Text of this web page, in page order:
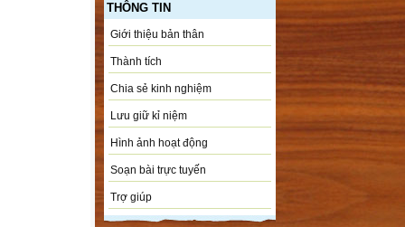
THÔNG TIN
Giới thiệu bản thân
Thành tích
Chia sẻ kinh nghiệm
Lưu giữ kỉ niệm
Hình ảnh hoạt động
Soạn bài trực tuyến
Trợ giúp